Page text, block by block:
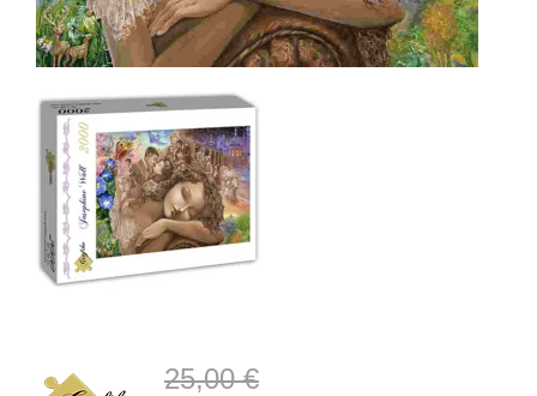
25,00 €